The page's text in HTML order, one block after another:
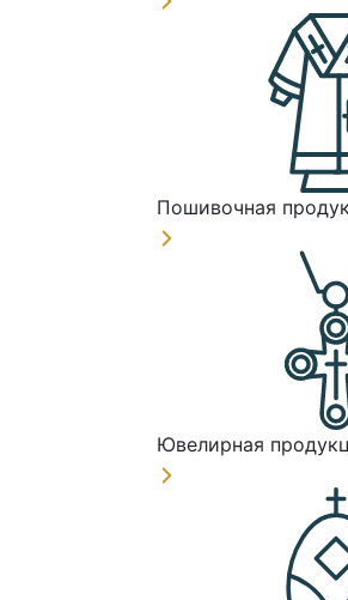
Пошивочная
Ювелирная